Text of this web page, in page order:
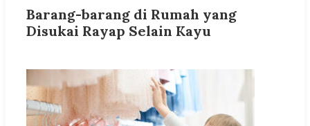
Barang-barang di Rumah yang
Disukai Rayap Selain Kayu